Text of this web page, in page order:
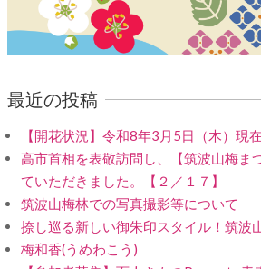
最近の投稿
【開花状況】令和8年3月5日（木）現在
高市首相を表敬訪問し、【筑波山梅ま
ていただきました。【２／１７】
筑波山梅林での写真撮影等について
捺し巡る新しい御朱印スタイル！筑波
梅和香(うめわこう)